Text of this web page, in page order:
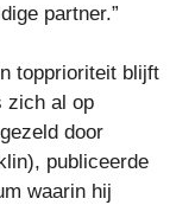
partner.”
topprioriteit blijft
zich al op
door
publiceerde
waarin hij